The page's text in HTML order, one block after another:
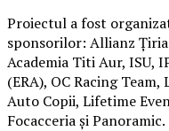
Proiectul a fost
sponsorilor: Allianz
Academia Titi Aur, ISU,
(ERA), OC Racing
Auto Copii, Lifetime
Focacceria și Panoramic.